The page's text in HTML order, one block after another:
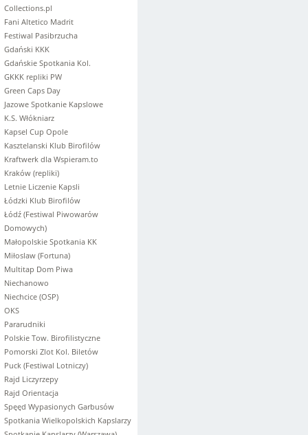
Collections.pl
Fani Altetico Madrit
Festiwal Pasibrzucha
Gdański KKK
Gdańskie Spotkania Kol.
GKKK repliki PW
Green Caps Day
Jazowe Spotkanie Kapslowe
K.S. Włókniarz
Kapsel Cup Opole
Kasztelanski Klub Birofilów
Kraftwerk dla Wspieram.to
Kraków (repliki)
Letnie Liczenie Kapsli
Łódzki Klub Birofilów
Łódź (Festiwal Piwowarów
Domowych)
Małopolskie Spotkania KK
Miłoslaw (Fortuna)
Multitap Dom Piwa
Niechanowo
Niechcice (OSP)
OKS
Pararudniki
Polskie Tow. Birofilistyczne
Pomorski Zlot Kol. Biletów
Puck (Festiwal Lotniczy)
Rajd Liczyrzepy
Rajd Orientacja
Spęęd Wypasionych Garbusów
Spotkania Wielkopolskich Kapslarzy